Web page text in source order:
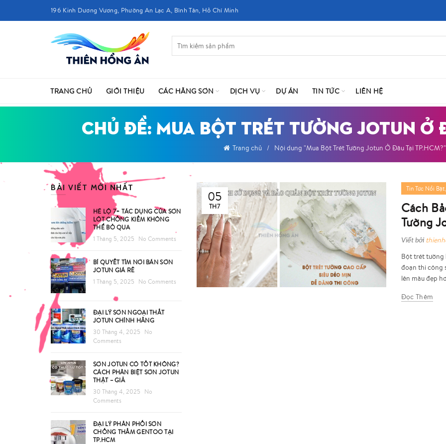
196 Kinh Dương Vương, Phường An Lạc A, Bình Tân, Hồ Chí Minh
TRANG CHỦ GIỚI THIỆU CÁC HÃNG SƠN DỊCH VỤ DỰ ÁN TIN TỨC LIÊN HỆ
CHỦ ĐỀ: MUA BỘT TRÉT TƯỜNG JOTUN Ở
Trang chủ Nội dung "Mua Bột Trét Tường Jotun Ở Đâu Tại TP.HCM?"
05
TH7
Tin Tức Nổi Bật,
Cách
Tường
Viết bởi
Bột trét tường
đoạn thi công
lên màu đẹp
Đọc Thêm
BÀI VIẾT MỚI NHẤT
HÉ LỘ 7+ TÁC DỤNG CỦA SƠN
LÓT CHỐNG KIỀM KHÔNG
THỂ BỎ QUA
1 Tháng 5, 2025
No Comments
BÍ QUYẾT TÌM NƠI BÁN SƠN
JOTUN GIÁ RẺ
1 Tháng 5, 2025
No Comments
ĐẠI LÝ SƠN NGOẠI THẤT
JOTUN CHÍNH HÃNG
30 Tháng 4, 2025
No
Comments
SƠN JOTUN CÓ TỐT KHÔNG?
CÁCH PHÂN BIỆT SƠN JOTUN
THẬT – GIẢ
30 Tháng 4, 2025
No
Comments
ĐẠI LÝ PHÂN PHỐI SƠN
CHỐNG THẤM GENTOO TẠI
TP.HCM